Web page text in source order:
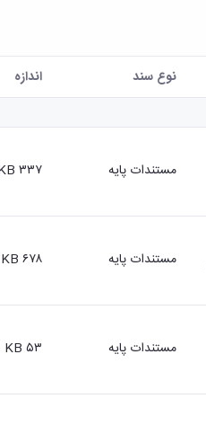
نوع سند اندازه
مستندات پایه ۳۳۷ KB
مستندات پایه ۶۷۸ KB
مستندات پایه ۵۳ KB